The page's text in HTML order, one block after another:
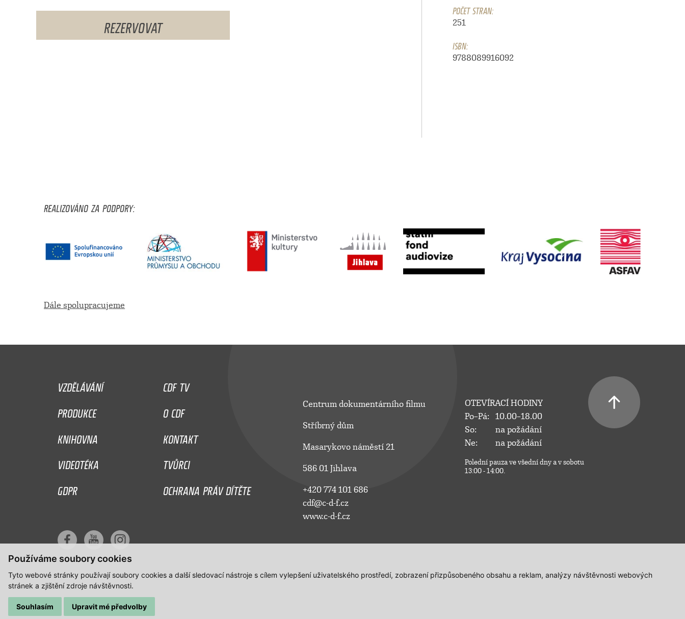
Používáme soubory cookies
Tyto webové stránky používají soubory cookies a další sledovací nástroje s cílem vylepšení uživatelského prostředí, zobrazení přizpůsobeného obsahu a reklam, analýzy návštěvnosti webových
stránek a zjištění zdroje návštěvnosti.
Souhlasím Upravit mé předvolby
POČET STRAN:
251
ISBN:
9788089916092
REZERVOVAT
REALIZOVÁNO ZA PODPORY:
Dále spolupracujeme
VZDĚLÁVÁNÍ
CDF TV
PRODUKCE
O CDF
KNIHOVNA
KONTAKT
VIDEOTÉKA
TVŮRCI
GDPR
OCHRANA PRÁV DÍTĚTE
Centrum dokumentárního filmu
Stříbrný dům
Masarykovo náměstí 21
586 01 Jihlava
+420 774 101 686
cdf@c-d-f.cz
www.c-d-f.cz
OTEVÍRACÍ HODINY
Po–Pá:
10.00–18.00
So:
na požádání
Ne:
na požádání
Polední pauza ve všední dny a v sobotu
13:00 - 14:00.